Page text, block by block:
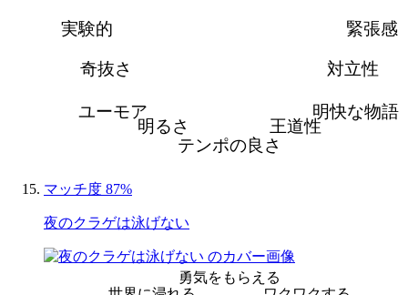
緊張感
対立性
明快な物語
王道性
テンポの良さ
明るさ
ユーモア
奇抜さ
実験的
マッチ度 87%
夜のクラゲは泳げない
勇気をもらえる